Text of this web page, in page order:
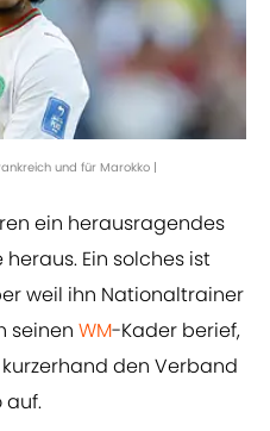
und für Marokko |
ein herausragendes
Ein solches ist
weil ihn Nationaltrainer
seinen WM-Kader berief,
den Verband
auf.